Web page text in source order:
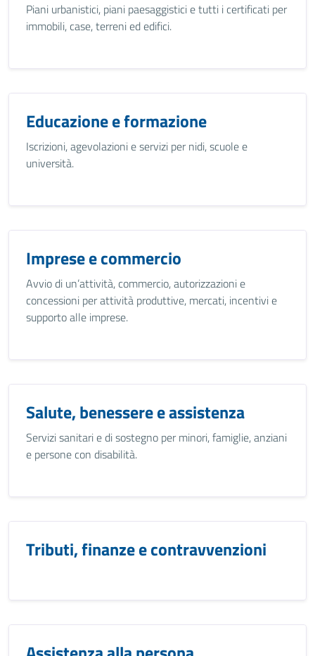
Piani urbanistici, piani paesaggistici e tutti i certificati per
immobili, case, terreni ed edifici.
Educazione e formazione
Iscrizioni, agevolazioni e servizi per nidi, scuole e
università.
Imprese e commercio
Avvio di un’attività, commercio, autorizzazioni e
concessioni per attività produttive, mercati, incentivi e
supporto alle imprese.
Salute, benessere e assistenza
Servizi sanitari e di sostegno per minori, famiglie, anziani
e persone con disabilità.
Tributi, finanze e contravvenzioni